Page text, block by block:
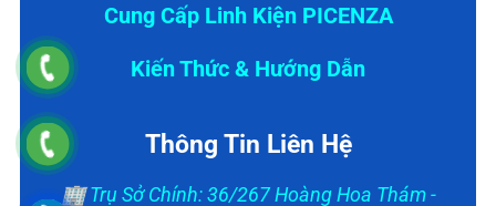
Cung Cấp Linh Kiện PICENZA
Kiến Thức & Hướng Dẫn
Thông Tin Liên Hệ
🏢 Trụ Sở Chính: 36/267 Hoàng Hoa Thám -